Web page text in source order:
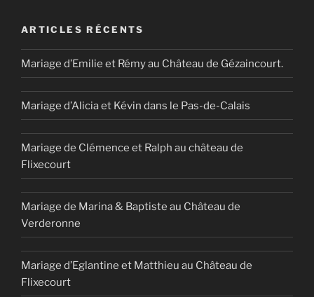
ARTICLES RÉCENTS
Mariage d’Emilie et Rémy au Château de Gézaincourt.
Mariage d’Alicia et Kévin dans le Pas-de-Calais
Mariage de Clémence et Ralph au château de
Flixecourt
Mariage de Marina & Baptiste au Château de
Verderonne
Mariage d’Eglantine et Matthieu au Château de
Flixecourt